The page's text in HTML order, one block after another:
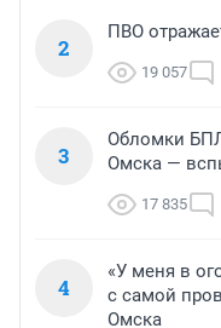
2
ПВО
19 057
3
Обломки
Омска —
17 835
4
«У меня в
с самой
Омска